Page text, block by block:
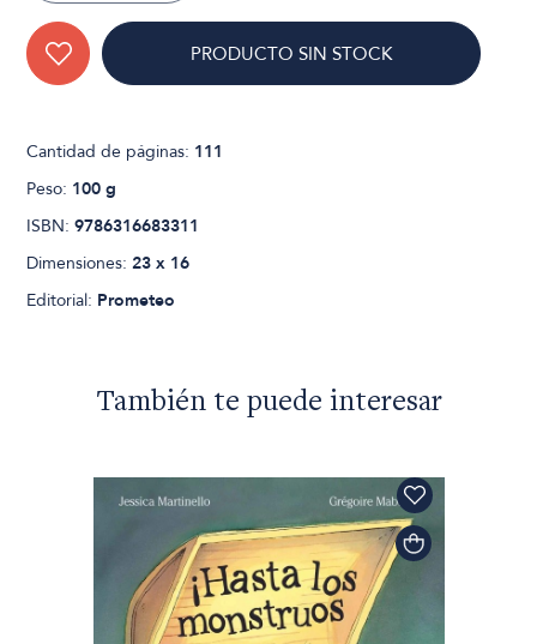
PRODUCTO SIN STOCK
Cantidad de páginas: 111
Peso: 100 g
ISBN:9786316683311
Dimensiones:23 x 16
Editorial: Prometeo
También te puede interesar